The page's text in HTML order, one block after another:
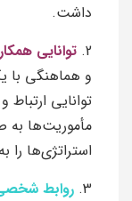
داشت.
2. توانایی
و هماهنگی با
توانایی
مأموریت‌ها به
استراتژی‌ها را
3. روابط